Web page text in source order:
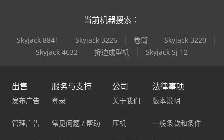
当前机器搜索：
Skyjack 8841 Skyjack 3226 卷筒
Skyjack 3220
Skyjack 4632
折边成型机 Skyjack Sj 12
出售
发布广告
管理广告
服务与支持
登录
常见问题 / 帮助
公司
关于我们
压机
法律事项
版本说明
一般条款和条件